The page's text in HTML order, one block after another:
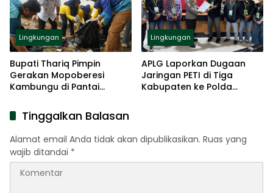
Lingkungan
Bupati Thariq Pimpin
Gerakan Mopoberesi
Kambungu di Pantai
Lingkungan
APLG Laporkan Dugaan
Jaringan PETI di Tiga
Kabupaten ke Polda
Tinggalkan Balasan
Alamat email Anda tidak akan dipublikasikan. Ruas yang
wajib ditandai *